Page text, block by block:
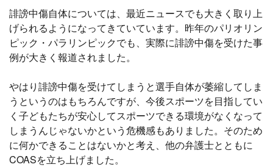
誹謗中傷自体については、最近ニュースでも大きく取り上
げられるようになってきていています。昨年のパリオリン
ピック・パラリンピックでも、実際に誹謗中傷を受けた事
例が大きく報道されました。
やはり誹謗中傷を受けてしまうと選手自体が萎縮してしま
うというのはもちろんですが、今後スポーツを目指してい
く子どもたちが安心してスポーツできる環境がなくなって
しまうんじゃないかという危機感もありました。そのため
に何かできることはないかと考え、他の弁護士とともに
COASを立ち上げました。